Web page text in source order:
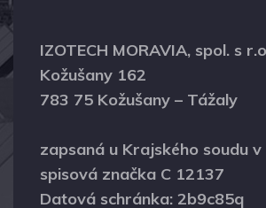
IZOTECH MORAVIA, spol. s
Kožušany 162
783 75 Kožušany – Tážaly
zapsaná u Krajského soudu
spisová značka C 12137
Datová schránka: 2b9c85q